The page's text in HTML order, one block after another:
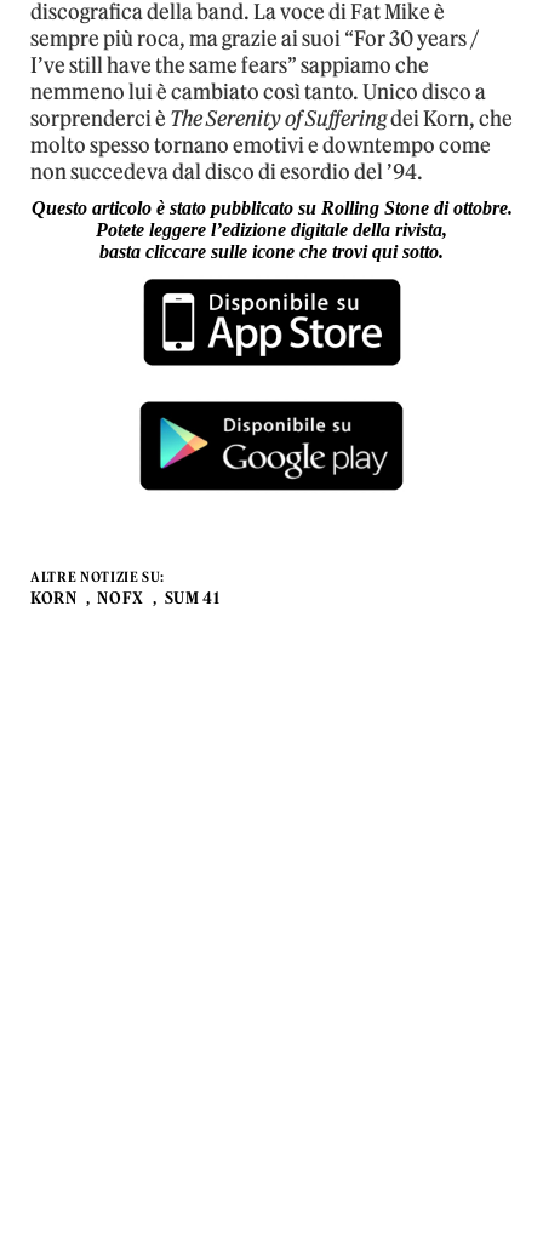
discografica della band. La voce di Fat Mike è
sempre più roca, ma grazie ai suoi “For 30 years /
I’ve still have the same fears” sappiamo che
nemmeno lui è cambiato così tanto. Unico disco a
sorprenderci è The Serenity of Sufferingdei Korn, che
molto spesso tornano emotivi e downtempo come
non succedeva dal disco di esordio del ’94.
Questo articolo è stato pubblicato su Rolling Stone di ottobre.
Potete leggere l’edizione digitale della rivista,
basta cliccare sulle icone che trovi qui sotto.
ALTRE NOTIZIE SU:
KORN NOFX SUM 41